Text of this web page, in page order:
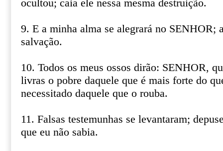
ocultou; caia ele nessa mesma destruição.
9. E a minha alma se alegrará no SENHOR;
salvação.
10. Todos os meus ossos dirão: SENHOR,
livras o pobre daquele que é mais forte do
necessitado daquele que o rouba.
11. Falsas testemunhas se levantaram;
que eu não sabia.